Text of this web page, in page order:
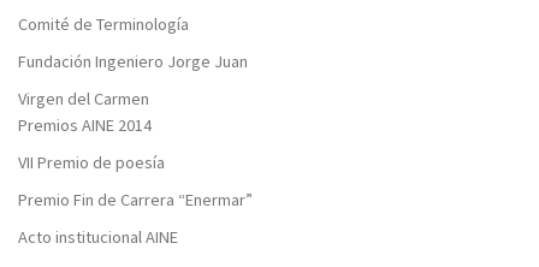
Comité de Terminología
Fundación Ingeniero Jorge Juan
Virgen del Carmen
Premios AINE 2014
VII Premio de poesía
Premio Fin de Carrera “Enermar”
Acto institucional AINE